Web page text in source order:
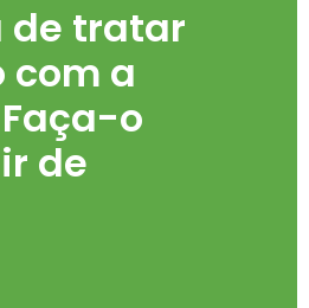
de tratar
com a
o
de